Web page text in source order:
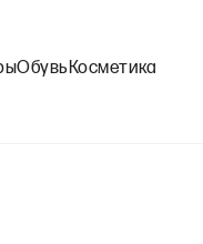
Обувь Косметика